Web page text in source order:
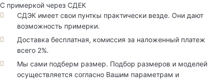
С примеркой через СДЕК
СДЭК имеет свои пунткы практически везде. Они дают
возможность примерки.
Доставка бесплатная, комиссия за наложенный платеж
всего 2%.
Мы сами подберм размер. Подбор размеров и моделей
осуществляется согласно Вашим параметрам и